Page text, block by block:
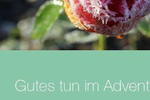
Gutes tun im Advent